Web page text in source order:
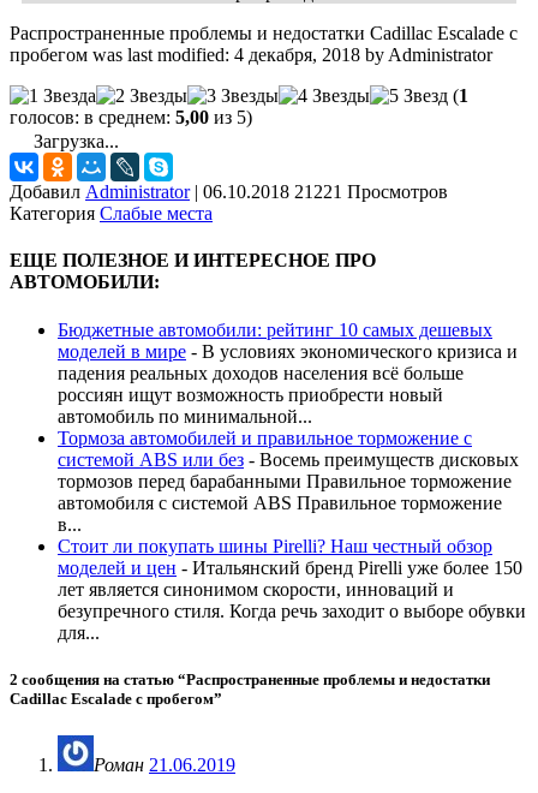
Распространенные проблемы и недостатки Cadillac Escalade с
пробегом was last modified: 4 декабря, 2018 by Administrator
(1
голосов: в среднем: 5,00 из 5)
Загрузка...
Добавил Administrator | 06.10.2018 21221 Просмотров
Категория Слабые места
ЕЩЕ ПОЛЕЗНОЕ И ИНТЕРЕСНОЕ ПРО
АВТОМОБИЛИ:
Бюджетные автомобили: рейтинг 10 самых дешевых
моделей в мире - В условиях экономического кризиса и
падения реальных доходов населения всё больше
россиян ищут возможность приобрести новый
автомобиль по минимальной...
Тормоза автомобилей и правильное торможение с
системой ABS или без - Восемь преимуществ дисковых
тормозов перед барабанными Правильное торможение
автомобиля с системой ABS Правильное торможение
в...
Стоит ли покупать шины Pirelli? Наш честный обзор
моделей и цен - Итальянский бренд Pirelli уже более 150
лет является синонимом скорости, инноваций и
безупречного стиля. Когда речь заходит о выборе обувки
для...
2 сообщения на статью “Распространенные проблемы и недостатки
Cadillac Escalade с пробегом”
Роман 21.06.2019